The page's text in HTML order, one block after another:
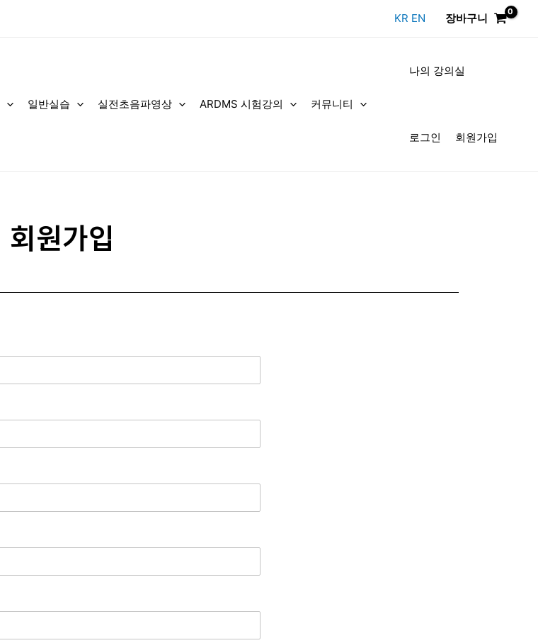
KR EN 장바구니
일반실습 실전초음파영상 ARDMS 시험강의 커뮤니티
나의 강의실
로그인 회원가입
회원가입